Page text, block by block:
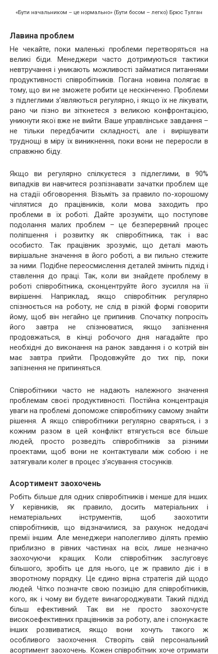
«Бути начальником – це нормально» (Бути босом – легко) Брюс Тулган
Лавина проблем
Не чекайте, поки маленькі проблеми перетворяться на
великі біди. Менеджери часто дотримуються тактики
невтручання і уникають можливості займатися питаннями
продуктивності співробітників. Погана новина полягає в
тому, що ви не зможете робити це нескінченно. Проблеми
з підлеглими з’являються регулярно, і якщо їх не лікувати,
рано чи пізно ви зіткнетеся з великою конфронтацією,
уникнути якої вже не вийти. Ваше управлінське завдання –
не тільки передбачити складності, але і вирішувати
труднощі в міру їх виникнення, поки вони не переросли в
справжню біду.
Якщо ви регулярно спілкуєтеся з підлеглими, в 90%
випадків ви навчитеся розпізнавати зачатки проблем ще
на стадії обговорення. Візьміть за правило по-хорошому
чіплятися до працівників, коли мова заходить про
проблеми в їх роботі. Дайте зрозуміти, що поступове
подолання малих проблем – це безперервний процес
поліпшення і розвитку як співробітника, так і вас
особисто. Так працівник зрозуміє, що деталі мають
вирішальне значення в його роботі, а ви пильно стежите
за ними. Подібне переосмислення деталей змінить підхід і
ставлення до праці. Так, коли ви знайдете проблему в
роботі співробітника, сконцентруйте його зусилля на її
вирішенні. Наприклад, якщо співробітник регулярно
спізнюється на роботу, не слід в різкій формі говорити
йому, щоб він негайно це припинив. Спочатку попросіть
його завтра не спізнюватися, якщо запізнення
продовжаться, в кінці робочого дня нагадайте про
необхідні до виконання на ранок завдання і о котрій він
має завтра прийти. Продовжуйте до тих пір, поки
запізнення не припиняться.
Співробітники часто не надають належного значення
проблемам своєї продуктивності. Постійна концентрація
уваги на проблемі допоможе співробітнику самому знайти
рішення. А якщо співробітники регулярно сваряться, і з
кожним разом в цей конфлікт втягується все більше
людей, просто розведіть співробітників за різними
проектами, щоб вони не контактували між собою і не
затягували колег в процес з’ясування стосунків.
Асортимент заохочень
Робіть більше для одних співробітників і менше для інших.
У керівників, як правило, досить матеріальних і
нематеріальних інструментів, щоб заохотити
співробітників, що відзначилися, за рахунок недодачі
премії іншим. Але менеджери наполегливо ділять премію
приблизно в рівних частинах на всіх, лише незначно
заохочуючи кращих. Коли співробітник заслуговує
більшого, зробіть це для нього, це ж правило діє і в
зворотному порядку. Це єдино вірна стратегія дій щодо
людей. Чітко позначте свою позицію для співробітників,
кого, як і чому ви будете винагороджувати. Такий підхід
більш ефективний. Так ви не просто заохочуєте
високоефективних працівників за роботу, але і спонукаєте
інших розвиватися, якщо вони хочуть такого ж
особливого заохочення. Створіть свій персональний
асортимент заохочень. Кожен співробітник хоче отримати